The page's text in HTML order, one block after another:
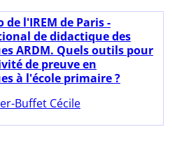
de l'IREM de Paris -
de didactique des
ARDM. Quels outils pour
de preuve en
à l'école primaire ?
Buffet Cécile